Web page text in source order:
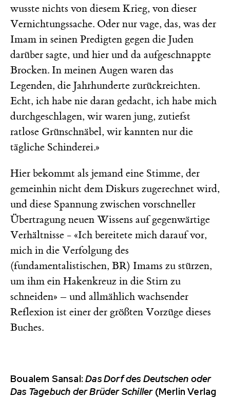
wusste nichts von diesem Krieg, von dieser
Vernichtungssache. Oder nur vage, das, was der
Imam in seinen Predigten gegen die Juden
darüber sagte, und hier und da aufgeschnappte
Brocken. In meinen Augen waren das
Legenden, die Jahrhunderte zurückreichten.
Echt, ich habe nie daran gedacht, ich habe mich
durchgeschlagen, wir waren jung, zutiefst
ratlose Grünschnäbel, wir kannten nur die
tägliche Schinderei.»
Hier bekommt als jemand eine Stimme, der
gemeinhin nicht dem Diskurs zugerechnet wird,
und diese Spannung zwischen vorschneller
Übertragung neuen Wissens auf gegenwärtige
Verhältnisse - «Ich bereitete mich darauf vor,
mich in die Verfolgung des
(fundamentalistischen, BR) Imams zu stürzen,
um ihm ein Hakenkreuz in die Stirn zu
schneiden» – und allmählich wachsender
Reflexion ist einer der größten Vorzüge dieses
Buches.
Boualem Sansal:Das Dorf des Deutschen oder
Das Tagebuch der Brüder Schiller(Merlin Verlag